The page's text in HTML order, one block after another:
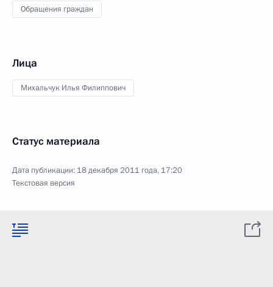
Обращения граждан
Лица
Михальчук Илья Филиппович
Статус материала
Дата публикации: 18 декабря 2011 года, 17:20
Текстовая версия